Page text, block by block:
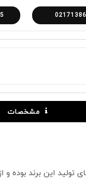
02171386
مشخصات